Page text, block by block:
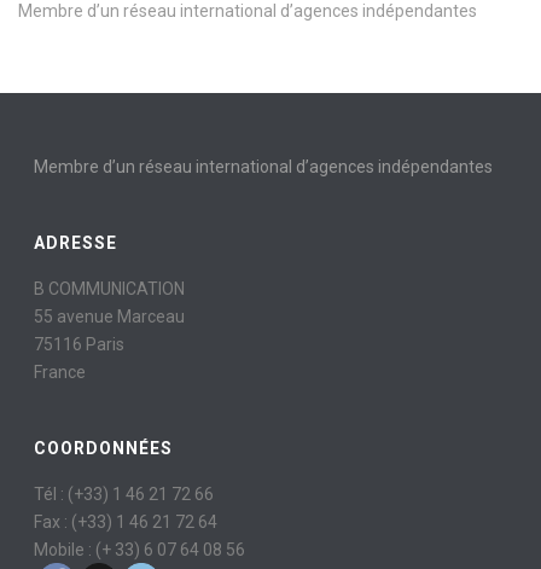
Membre d’un réseau international d’agences indépendantes
Membre d’un réseau international d’agences indépendantes
ADRESSE
B COMMUNICATION
55 avenue Marceau
75116 Paris
France
COORDONNÉES
Tél : (+33) 1 46 21 72 66
Fax : (+33) 1 46 21 72 64
Mobile : (+ 33) 6 07 64 08 56